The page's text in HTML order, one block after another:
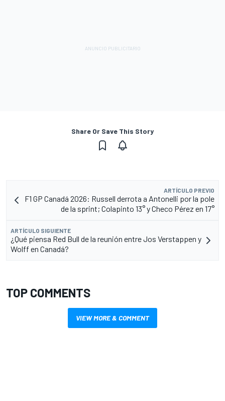
Share Or Save This Story
ARTÍCULO PREVIO
F1 GP Canadá 2026: Russell derrota a Antonelli por la pole
de la sprint; Colapinto 13° y Checo Pérez en 17°
ARTÍCULO SIGUIENTE
¿Qué piensa Red Bull de la reunión entre Jos Verstappen y
Wolff en Canadá?
TOP COMMENTS
VIEW MORE & COMMENT